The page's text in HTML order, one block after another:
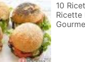
10
Ricette